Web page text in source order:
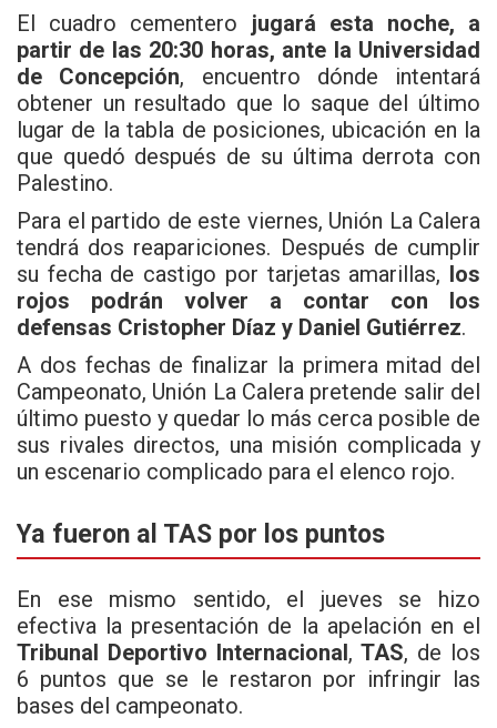
El cuadro cementero jugará esta noche, a
partir de las 20:30 horas, ante la Universidad
de Concepción, encuentro dónde intentará
obtener un resultado que lo saque del último
lugar de la tabla de posiciones, ubicación en la
que quedó después de su última derrota con
Palestino.
Para el partido de este viernes, Unión La Calera
tendrá dos reapariciones. Después de cumplir
su fecha de castigo por tarjetas amarillas, los
rojos podrán volver a contar con los
defensas Cristopher Díaz y Daniel Gutiérrez.
A dos fechas de finalizar la primera mitad del
Campeonato, Unión La Calera pretende salir del
último puesto y quedar lo más cerca posible de
sus rivales directos, una misión complicada y
un escenario complicado para el elenco rojo.
Ya fueron al TAS por los puntos
En ese mismo sentido, el jueves se hizo
efectiva la presentación de la apelación en el
Tribunal Deportivo Internacional,TAS, de los
6 puntos que se le restaron por infringir las
bases del campeonato.